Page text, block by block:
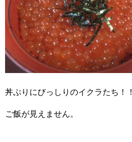
丼ぶりにびっしりのイクラたち！！
ご飯が見えません。